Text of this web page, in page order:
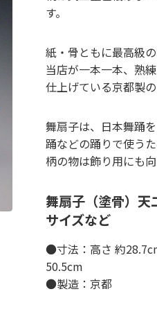
す。
紙・骨ともに最高級
当店が一本一本、熟
仕上げている京都製の
舞扇子は、日本舞踊
踊などの踊りで使う
柄の物は飾り用にも向
舞扇子（塗骨）天
サイズなど
●寸法：高さ 約
50.5cm
●製造：京都